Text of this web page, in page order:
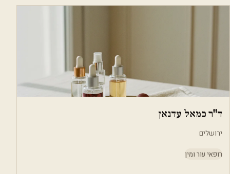
ד"ר כמאל עדנאן
ירושלים
רופאי עור ומין